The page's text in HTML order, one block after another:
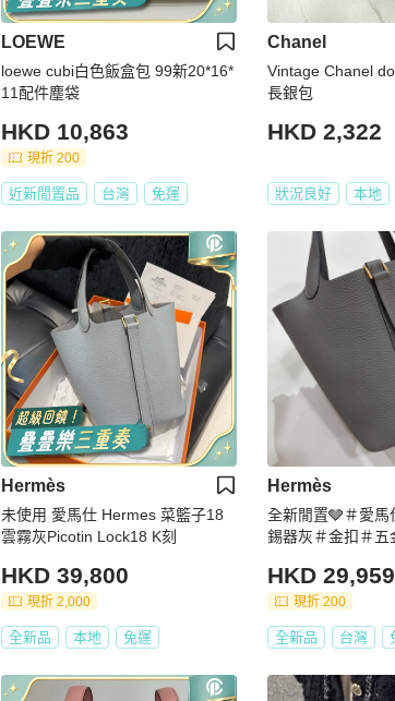
LOEWE
loewe cubi白色飯盒包 99新20*16*
11配件塵袋
HKD 10,863
現折 200
近新閒置品 台灣 免運
Chanel
Vintage Chanel
長銀包
HKD 2,322
狀況良好 本地
Hermès
未使用 愛馬仕 Hermes 菜籃子18
雲霧灰Picotin Lock18 K刻
HKD 39,800
現折 2,000
全新品 本地 免運
Hermès
全新閒置🩶＃愛馬
錫器灰＃金扣＃五
HKD 29,959
現折 200
全新品 台灣